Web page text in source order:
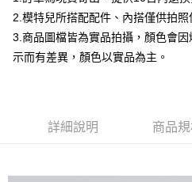
台新國際商業銀行
台灣樂天信用卡公司
Google Pay
全盈+PAY
【大哥付你分期使用說明】
1.本服務由台灣大哥大提供，台灣大哥
成交易。
AFTEE先享後付
2.模特兒所搭配配件、內搭僅供拍照
3.商品圖檔皆為實品拍攝，顏色會
示而有差異，顏色以實品為主。
詳細說明 商品